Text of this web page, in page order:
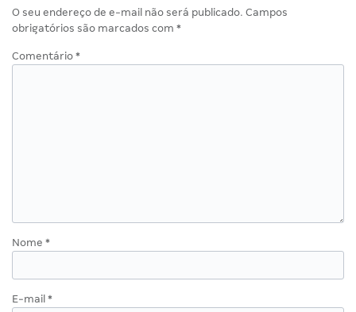
O seu endereço de e-mail não será publicado. Campos
obrigatórios são marcados com *
Comentário *
Nome *
E-mail *